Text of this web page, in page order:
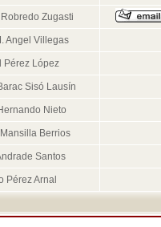
Zugasti
Angel Villegas
Pérez López
Sisó Lausín
Nieto
Berrios
Santos
Pérez Arnal